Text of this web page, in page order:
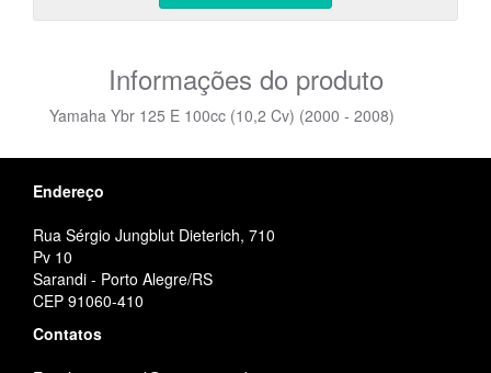
Informações do produto
Yamaha Ybr 125 E 100cc (10,2 Cv) (2000 - 2008)
Endereço
Rua Sérgio Jungblut Dieterich, 710
Pv 10
Sarandi - Porto Alegre/RS
CEP 91060-410
Contatos